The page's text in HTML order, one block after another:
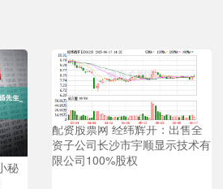
秘
配资股票网 经纬辉开：出售全
资子公司长沙市宇顺显示技术有
限公司100%股权